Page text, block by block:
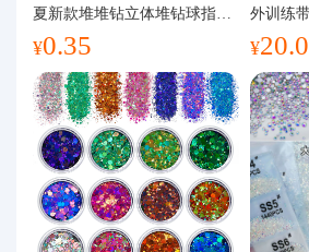
夏新款堆堆钻立体堆钻球指甲
装饰品
¥0.35
外训练
伽服女
¥